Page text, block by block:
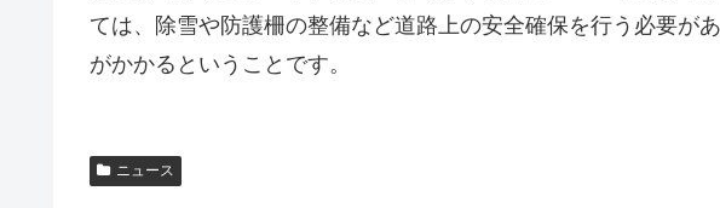
ては、除雪や防護柵の整備など道路上の安全確保を行う必要が
がかかるということです。
ニュース